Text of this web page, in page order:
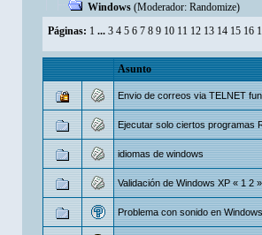
Windows (Moderador: Randomize)
Páginas: 1 ... 3 4 5 6 7 8 9 10 11 12 13 14 15 16
Asunto
Envio de correos via TELNET
Ejecutar solo ciertos programas
idiomas de windows
Validación de Windows XP «1 2»
Problema con sonido en Windows